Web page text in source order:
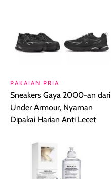
PAKAIAN PRIA
Sneakers Gaya 2000-an dari
Under Armour, Nyaman
Dipakai Harian Anti Lecet